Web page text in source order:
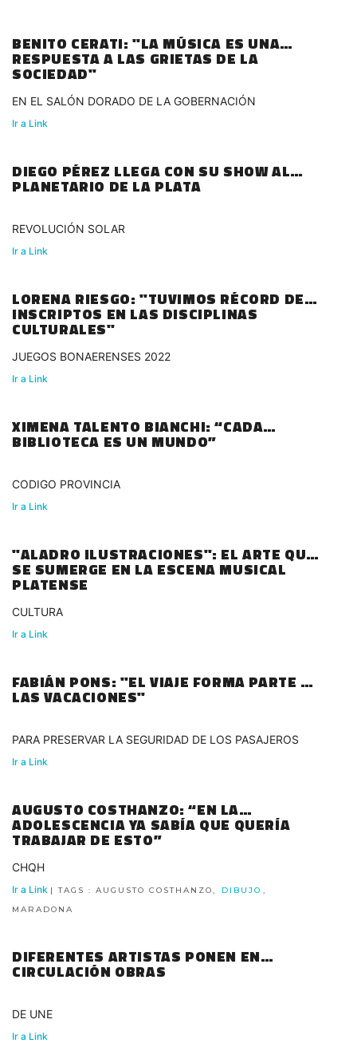
BENITO CERATI: "LA MÚSICA ES UNA
RESPUESTA A LAS GRIETAS DE LA
SOCIEDAD"
EN EL SALÓN DORADO DE LA GOBERNACIÓN
Ir a Link
DIEGO PÉREZ LLEGA CON SU SHOW AL
PLANETARIO DE LA PLATA
REVOLUCIÓN SOLAR
Ir a Link
LORENA RIESGO: "TUVIMOS RÉCORD DE
INSCRIPTOS EN LAS DISCIPLINAS
CULTURALES"
JUEGOS BONAERENSES 2022
Ir a Link
XIMENA TALENTO BIANCHI: “CADA
BIBLIOTECA ES UN MUNDO”
CODIGO PROVINCIA
Ir a Link
"ALADRO ILUSTRACIONES": EL ARTE QUE
SE SUMERGE EN LA ESCENA MUSICAL
PLATENSE
CULTURA
Ir a Link
FABIÁN PONS: "EL VIAJE FORMA PARTE DE
LAS VACACIONES"
PARA PRESERVAR LA SEGURIDAD DE LOS PASAJEROS
Ir a Link
AUGUSTO COSTHANZO: “EN LA
ADOLESCENCIA YA SABÍA QUE QUERÍA
TRABAJAR DE ESTO”
CHQH
Ir a Link | TAGS : AUGUSTO COSTHANZO, DIBUJO ,
MARADONA
DIFERENTES ARTISTAS PONEN EN
CIRCULACIÓN OBRAS
DE UNE
Ir a Link